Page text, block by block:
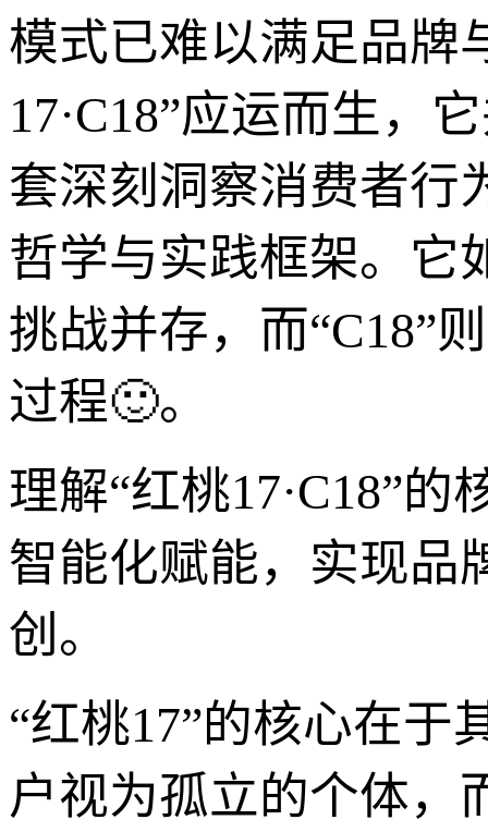
模式已难以满足品牌
17·C18”应运而生，
套深刻洞察消费者行
哲学与实践框架。它
挑战并存，而“C18”
过程🙂。
理解“红桃17·C18”
智能化赋能，实现品
创。
“红桃17”的核心在于
户视为孤立的个体，